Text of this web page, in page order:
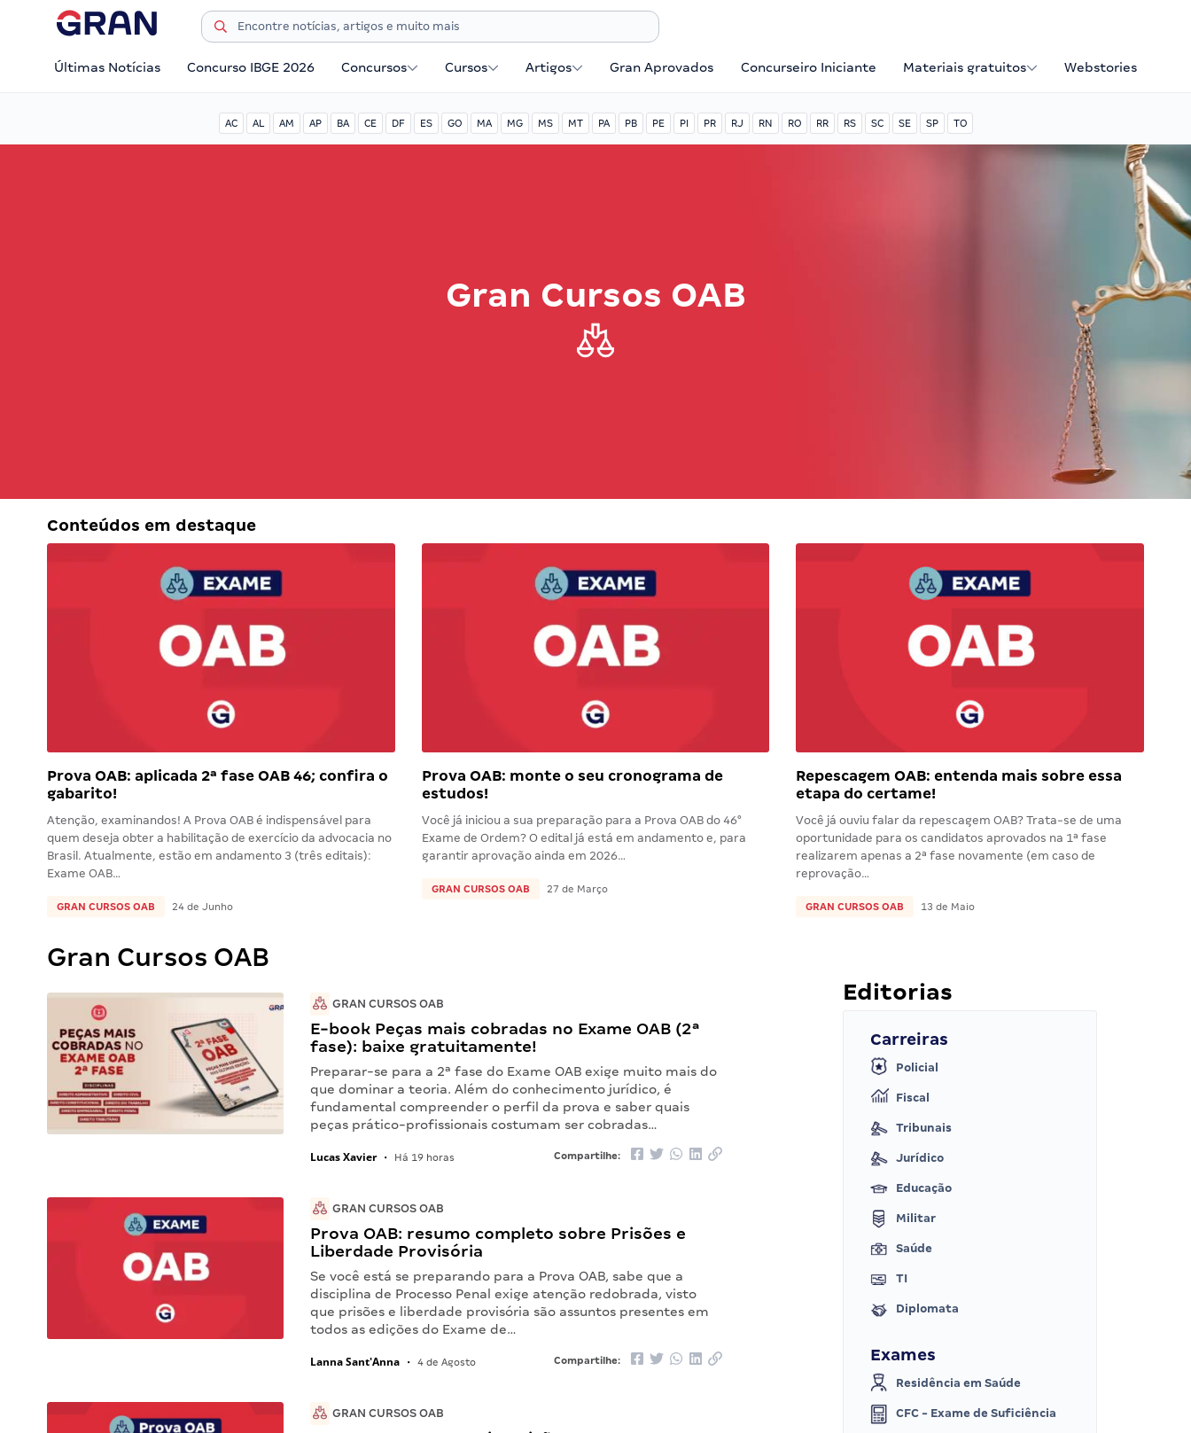
Últimas Notícias Concurso IBGE 2026 Concursos Cursos Artigos Gran Aprovados Concurseiro Iniciante Materiais gratuitos Webstories
AC AL AM AP BA CE DF ES GO MA MG MS MT PA PB PE PI PR RJ RN RO RR RS SC SE SP TO
Gran Cursos OAB
Conteúdos em destaque
Prova OAB: aplicada 2ª fase OAB 46; confira o
gabarito!
Atenção, examinandos! A Prova OAB é indispensável para
quem deseja obter a habilitação de exercício da advocacia no
Brasil. Atualmente, estão em andamento 3 (três editais):
Exame OAB…
GRAN CURSOS OAB 24 de Junho
Prova OAB: monte o seu cronograma de
estudos!
Você já iniciou a sua preparação para a Prova OAB do 46°
Exame de Ordem? O edital já está em andamento e, para
garantir aprovação ainda em 2026…
GRAN CURSOS OAB 27 de Março
Repescagem OAB: entenda mais sobre essa
etapa do certame!
Você já ouviu falar da repescagem OAB? Trata-se de uma
oportunidade para os candidatos aprovados na 1ª fase
realizarem apenas a 2ª fase novamente (em caso de
reprovação…
GRAN CURSOS OAB 13 de Maio
Gran Cursos OAB
GRAN CURSOS OAB
E-book Peças mais cobradas no Exame OAB (2ª
fase): baixe gratuitamente!
Preparar-se para a 2ª fase do Exame OAB exige muito mais do
que dominar a teoria. Além do conhecimento jurídico, é
fundamental compreender o perfil da prova e saber quais
peças prático-profissionais costumam ser cobradas…
Lucas Xavier • Há 19 horas Compartilhe:
GRAN CURSOS OAB
Prova OAB: resumo completo sobre Prisões e
Liberdade Provisória
Se você está se preparando para a Prova OAB, sabe que a
disciplina de Processo Penal exige atenção redobrada, visto
que prisões e liberdade provisória são assuntos presentes em
todos as edições do Exame de…
Lanna Sant'Anna • 4 de Agosto Compartilhe:
GRAN CURSOS OAB
Editorias
Carreiras
Policial
Fiscal
Tribunais
Jurídico
Educação
Militar
Saúde
TI
Diplomata
Exames
Residência em Saúde
CFC - Exame de Suficiência